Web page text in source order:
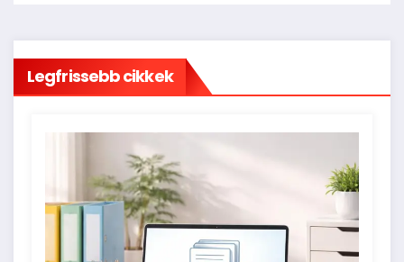
Legfrissebb cikkek